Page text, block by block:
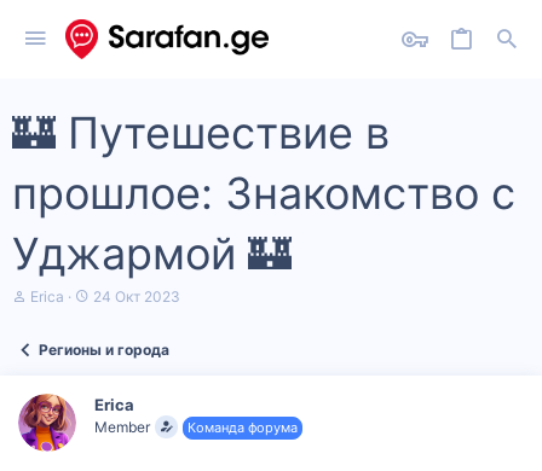
🏰 Путешествие в
прошлое: Знакомство с
Уджармой 🏰
А
т
е
м
ы
Erica
Д
а
ч
а
24 Окт 2023
Регионы и города
Erica
Member Команда форума